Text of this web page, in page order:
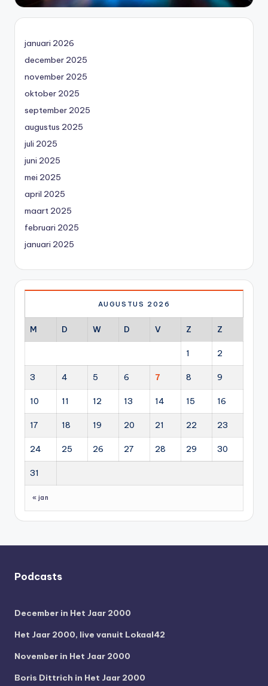
januari 2026
december 2025
november 2025
oktober 2025
september 2025
augustus 2025
juli 2025
juni 2025
mei 2025
april 2025
maart 2025
februari 2025
januari 2025
AUGUSTUS 2026
M D W D V Z Z
1 2
3 4 5 6 7 8 9
10 11 12 13 14 15 16
17 18 19 20 21 22 23
24 25 26 27 28 29 30
31
« jan
Podcasts
December in Het Jaar 2000
Het Jaar 2000, live vanuit Lokaal42
November in Het Jaar 2000
Boris Dittrich in Het Jaar 2000